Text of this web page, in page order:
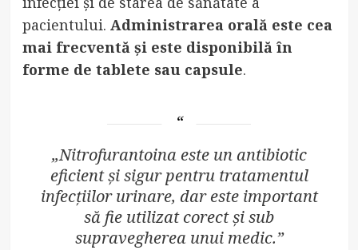
pacientului. Administrarea orală este cea
mai frecventă și este disponibilă în
forme de tablete sau capsule.
„Nitrofurantoina este un antibiotic
eficient și sigur pentru tratamentul
infecțiilor urinare, dar este important
să fie utilizat corect și sub
supravegherea unui medic.”